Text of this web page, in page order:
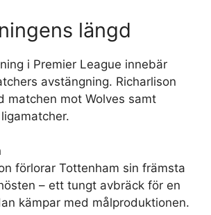
längd
i Premier League innebär
avstängning. Richarlison
matchen mot Wolves samt
förlorar Tottenham sin främsta
– ett tungt avbräck för en
kämpar med målproduktionen.